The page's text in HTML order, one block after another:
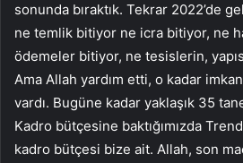
sonunda bıraktık. Tekrar 2022’de
ne temlik bitiyor ne icra bitiyor, ne
ödemeler bitiyor, ne tesislerin,
Ama Allah yardım etti, o kadar
vardı. Bugüne kadar yaklaşık 35
Kadro bütçesine baktığımızda
kadro bütçesi bize ait. Allah, son